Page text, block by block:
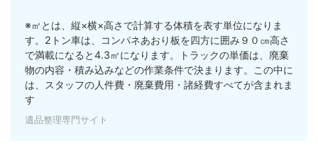
※㎥とは、縦×横×高さで計算する体積を表す単位になりま
す。2トン車は、コンパネあおり板を四方に囲み９０㎝高さ
で満載になると4.3㎥になります。トラックの単価は、廃棄
物の内容・積み込みなどの作業条件で決まります。この中に
は、スタッフの人件費・廃棄費用・諸経費すべてが含まれま
す
遺品整理専門サイト